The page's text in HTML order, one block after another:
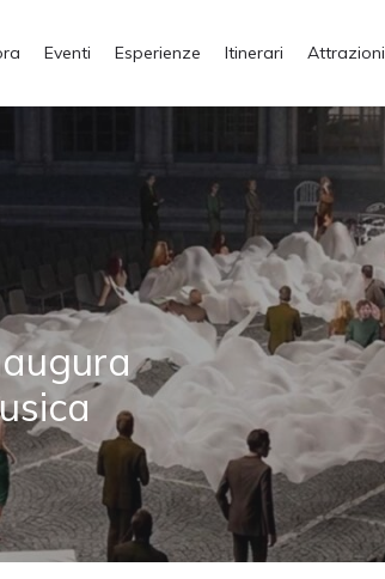
Eventi Esperienze Itinerari Attrazioni